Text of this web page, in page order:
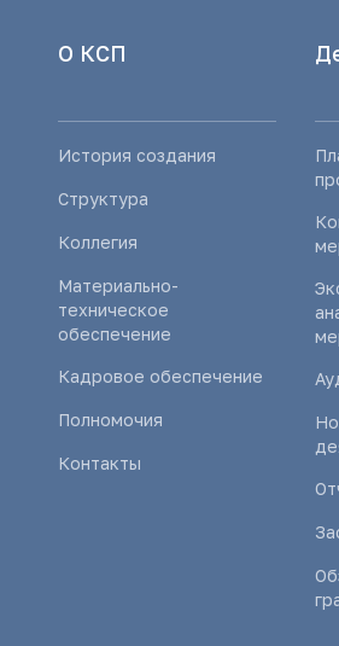
О КСП
История создания
Структура
Коллегия
Материально-
техническое
обеспечение
Кадровое обеспечение
Полномочия
Контакты